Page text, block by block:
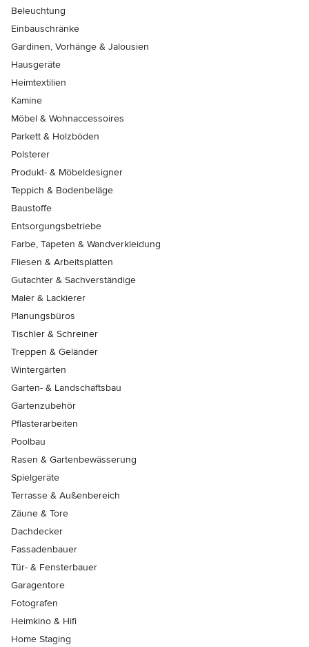
Beleuchtung
Einbauschränke
Gardinen, Vorhänge & Jalousien
Hausgeräte
Heimtextilien
Kamine
Möbel & Wohnaccessoires
Parkett & Holzböden
Polsterer
Produkt- & Möbeldesigner
Teppich & Bodenbeläge
Baustoffe
Entsorgungsbetriebe
Farbe, Tapeten & Wandverkleidung
Fliesen & Arbeitsplatten
Gutachter & Sachverständige
Maler & Lackierer
Planungsbüros
Tischler & Schreiner
Treppen & Geländer
Wintergärten
Garten- & Landschaftsbau
Gartenzubehör
Pflasterarbeiten
Poolbau
Rasen & Gartenbewässerung
Spielgeräte
Terrasse & Außenbereich
Zäune & Tore
Dachdecker
Fassadenbauer
Tür- & Fensterbauer
Garagentore
Fotografen
Heimkino & Hifi
Home Staging